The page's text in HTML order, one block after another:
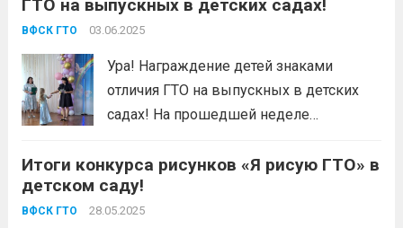
граждан, проживающих в сельской
местности. 🕯В День памяти и скорби
молчания, признавая важность
исторического наследия нашего
государства и памяти...
ГТО на выпускных в детских садах!
ВФСК ГТО 03.06.2025
Ура! Награждение детей знаками
отличия ГТО на выпускных в детских
садах! На прошедшей неделе
ГТО провели торжественное
награждение юных спортсменов
знаками отличия. Эти маленькие герои
Итоги конкурса рисунков «Я рисую ГТО» в
детском саду!
ВФСК ГТО 28.05.2025